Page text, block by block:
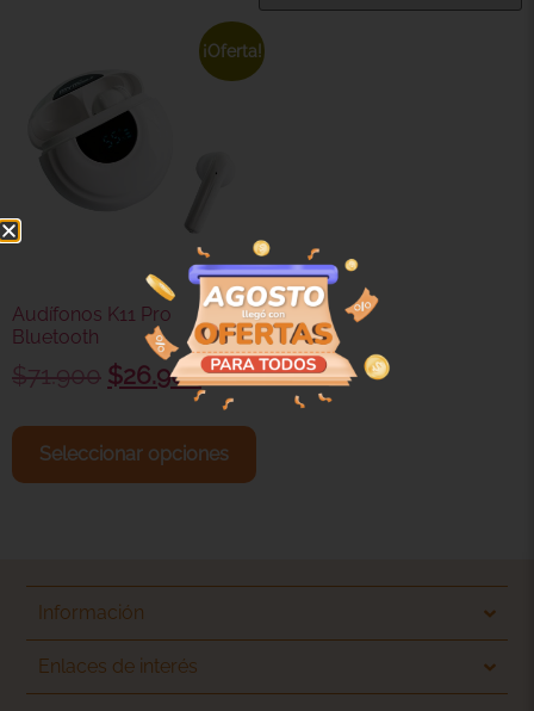
¡Oferta!
Audífonos K11 Pro
Bluetooth
$71.900 $26.900
Seleccionar opciones
Información
Enlaces de interés